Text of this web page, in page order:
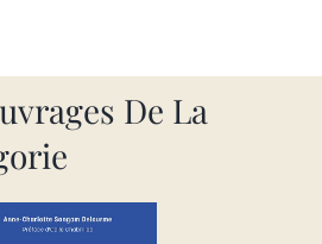
De La